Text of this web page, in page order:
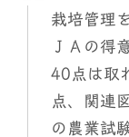
栽培管理
ＪＡの得
40点は取
点、関連
の農業試